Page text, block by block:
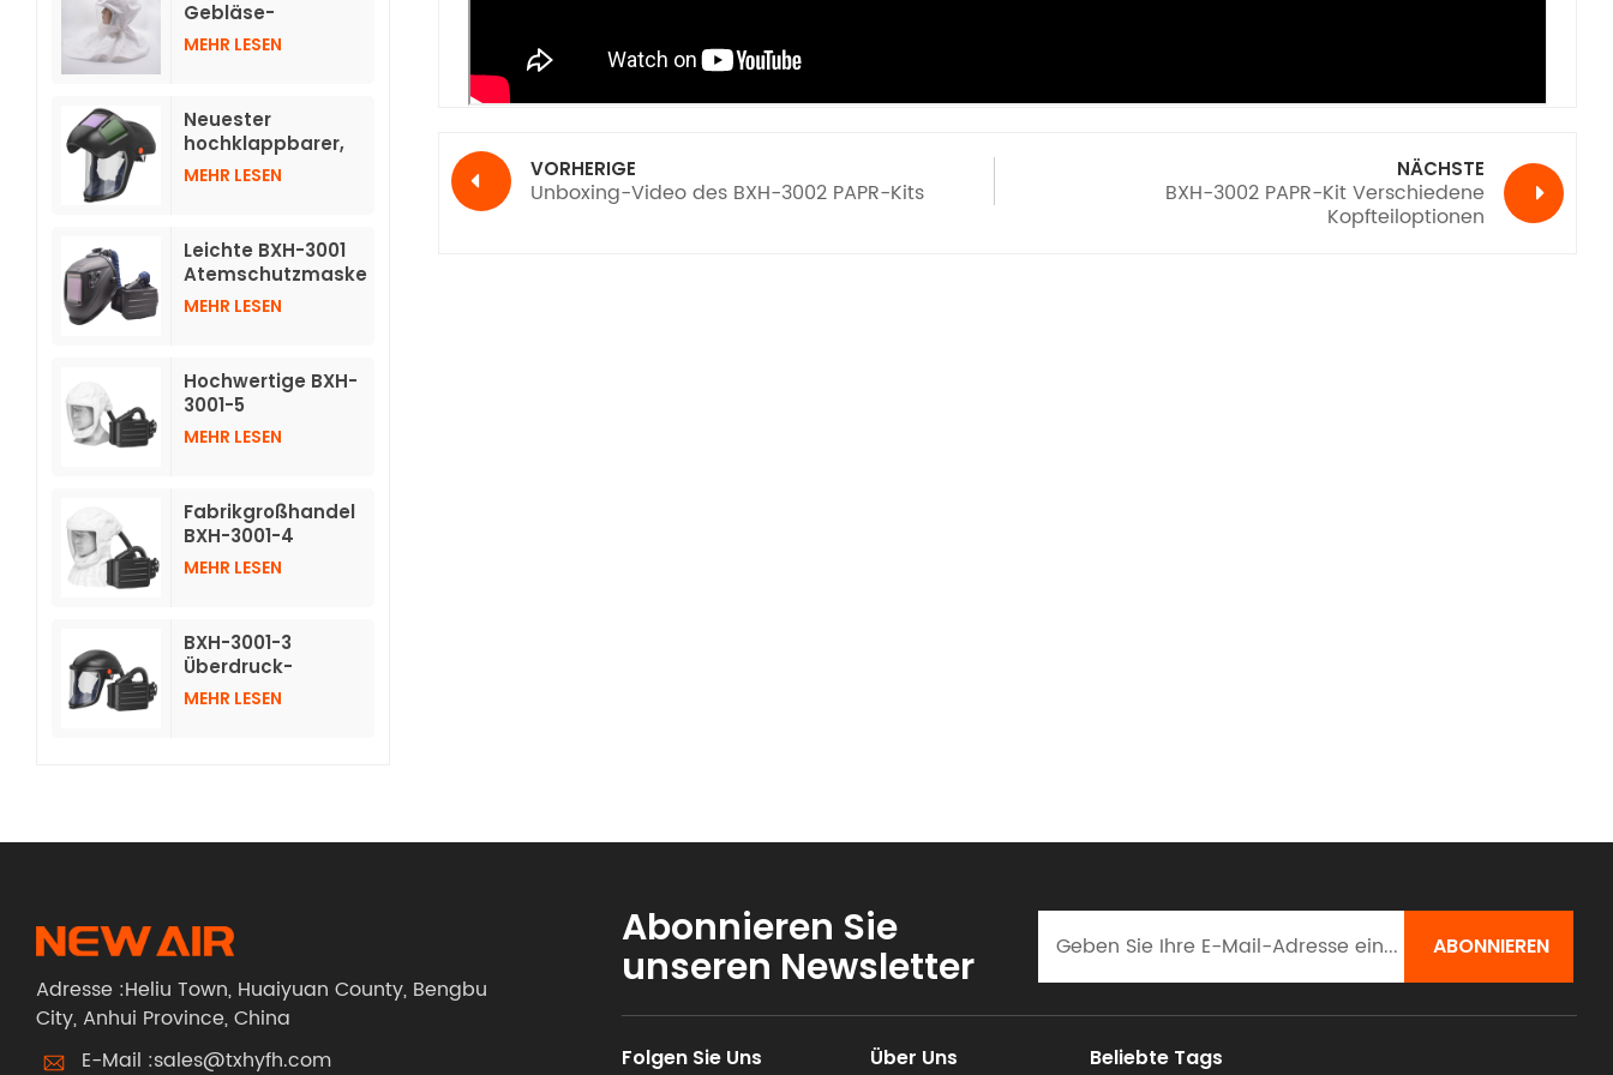
Helmen
Gebläse-
Atemschutzgeräte
MEHR LESEN
Neuester
hochklappbarer,
automatisch
Atemschutzgeräte
mit Luftreinigung
MEHR LESEN
Leichte BXH-3001
Atemschutzmaske
TH3 mit
Logo und
Schweißhelm
MEHR LESEN
Hochwertige BXH-
3001-5
Atemschutzmasken
MEHR LESEN
Fabrikgroßhandel
BXH-3001-4
Atemschutzmasken
Vlieshaube
MEHR LESEN
BXH-3001-3
Überdruck-
Luftreinigungs-
MEHR LESEN
VORHERIGE
Unboxing-Video des BXH-3002 PAPR-Kits
NÄCHSTE
BXH-3002 PAPR-Kit Verschiedene
Kopfteiloptionen
Adresse :Heliu Town, Huaiyuan County, Bengbu
City, Anhui Province, China
E-Mail :sales@txhyfh.com
Abonnieren Sie
unseren Newsletter
Folgen Sie Uns Über Uns Beliebte Tags